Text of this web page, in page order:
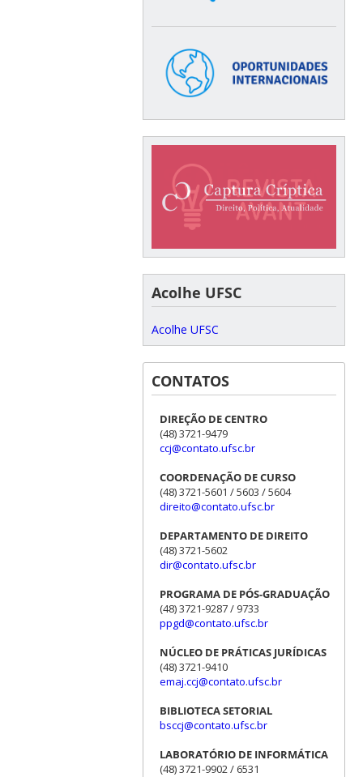
Acolhe UFSC
Acolhe UFSC
CONTATOS
DIREÇÃO DE CENTRO
(48) 3721-9479
ccj@contato.ufsc.br
COORDENAÇÃO DE CURSO
(48) 3721-5601 / 5603 / 5604
direito@contato.ufsc.br
DEPARTAMENTO DE DIREITO
(48) 3721-5602
dir@contato.ufsc.br
PROGRAMA DE PÓS-GRADUAÇÃO
(48) 3721-9287 / 9733
ppgd@contato.ufsc.br
NÚCLEO DE PRÁTICAS JURÍDICAS
(48) 3721-9410
emaj.ccj@contato.ufsc.br
BIBLIOTECA SETORIAL
bsccj@contato.ufsc.br
LABORATÓRIO DE INFORMÁTICA
(48) 3721-9902 / 6531